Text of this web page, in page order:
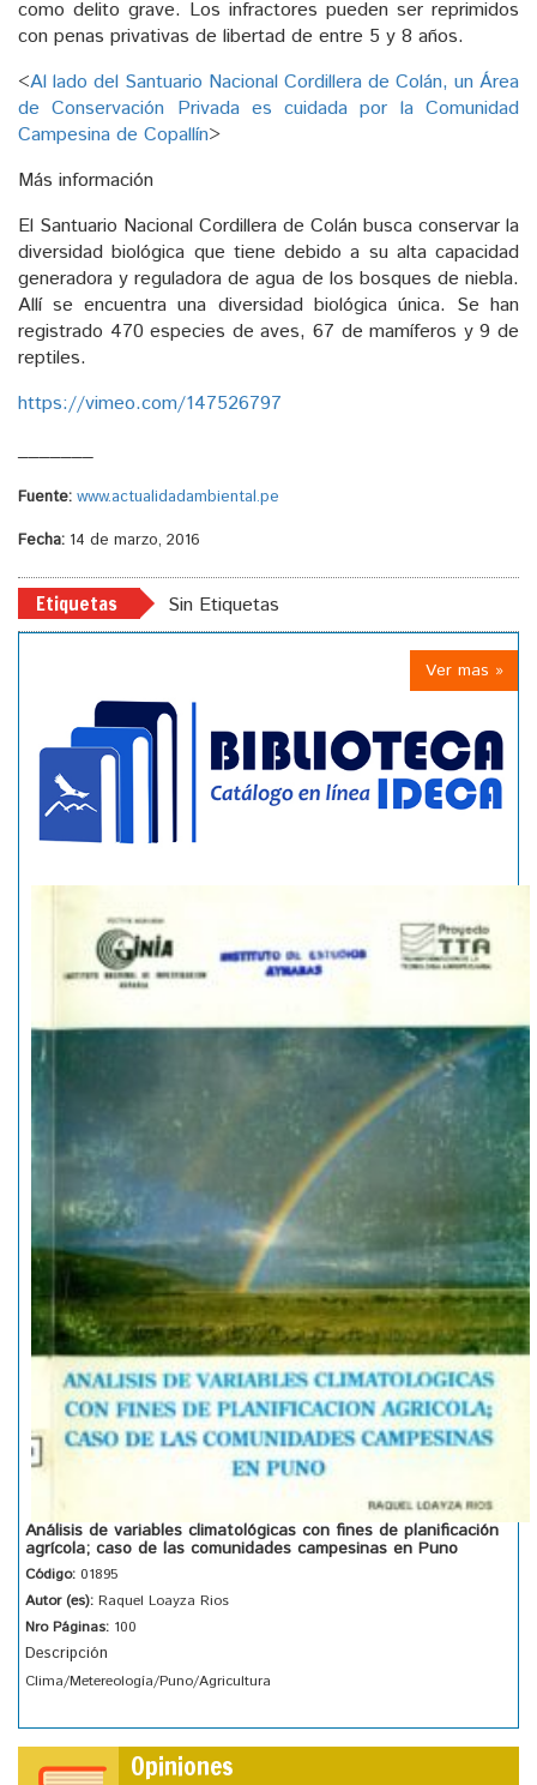
como delito grave. Los infractores pueden ser reprimidos
con penas privativas de libertad de entre 5 y 8 años.
<Al lado del Santuario Nacional Cordillera de Colán, un Área
de Conservación Privada es cuidada por la Comunidad
Campesina de Copallín>
Más información
El Santuario Nacional Cordillera de Colán busca conservar la
diversidad biológica que tiene debido a su alta capacidad
generadora y reguladora de agua de los bosques de niebla.
Allí se encuentra una diversidad biológica única. Se han
registrado 470 especies de aves, 67 de mamíferos y 9 de
reptiles.
https://vimeo.com/147526797
Fuente: www.actualidadambiental.pe
Fecha: 14 de marzo, 2016
Etiquetas Sin Etiquetas
Ver mas »
Análisis de variables climatológicas con fines de planificación
agrícola; caso de las comunidades campesinas en Puno
Código: 01895
Autor (es): Raquel Loayza Rios
Nro Páginas: 100
Descripción
Clima/Metereología/Puno/Agricultura
Opiniones